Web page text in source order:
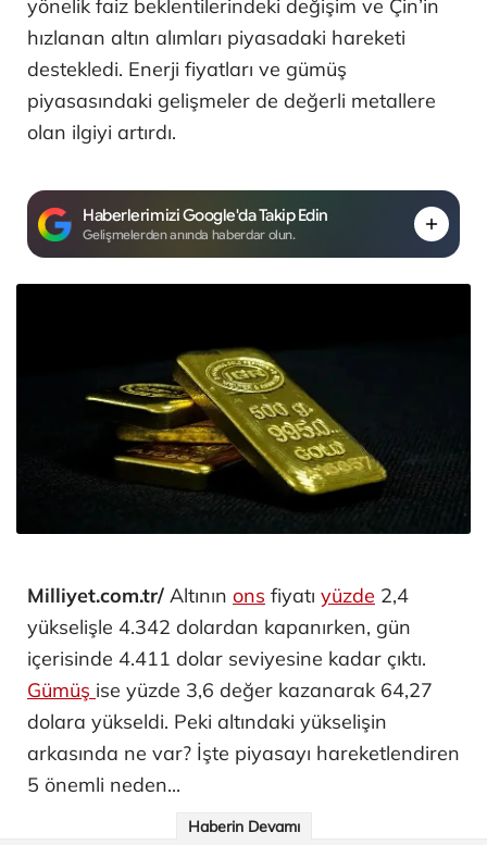
yönelik faiz beklentilerindeki değişim ve Çin’in
hızlanan altın alımları piyasadaki hareketi
destekledi. Enerji fiyatları ve gümüş
piyasasındaki gelişmeler de değerli metallere
olan ilgiyi artırdı.
Haberlerimizi Google'da Takip Edin
Gelişmelerden anında haberdar olun.
Milliyet.com.tr/ Altının ons fiyatı yüzde 2,4
yükselişle 4.342 dolardan kapanırken, gün
içerisinde 4.411 dolar seviyesine kadar çıktı.
Gümüş ise yüzde 3,6 değer kazanarak 64,27
dolara yükseldi. Peki altındaki yükselişin
arkasında ne var? İşte piyasayı hareketlendiren
5 önemli neden...
Haberin Devamı